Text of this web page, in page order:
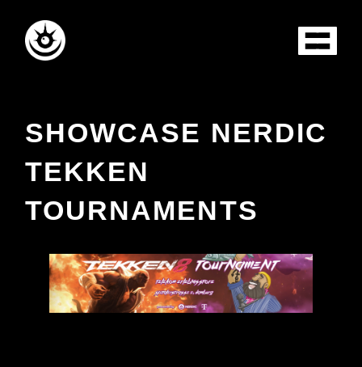
SHOWCASE NERDIC
TEKKEN
TOURNAMENTS